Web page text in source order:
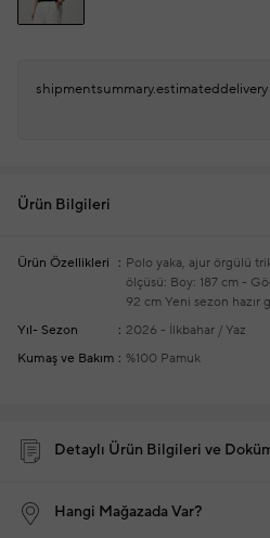
shipmentsummary.estimateddelivery
Ürün Bilgileri
Ürün Özellikleri Polo yaka, ajur örgülü
ölçüsü: Boy: 187 cm -
92 cm Yeni sezon hazır
tadilat yapılmaktadır
Yıl- Sezon
2026 - İlkbahar / Yaz
Kumaş ve Bakım
%100 Pamuk
Detaylı Ürün Bilgileri ve
Hangi Mağazada Var?